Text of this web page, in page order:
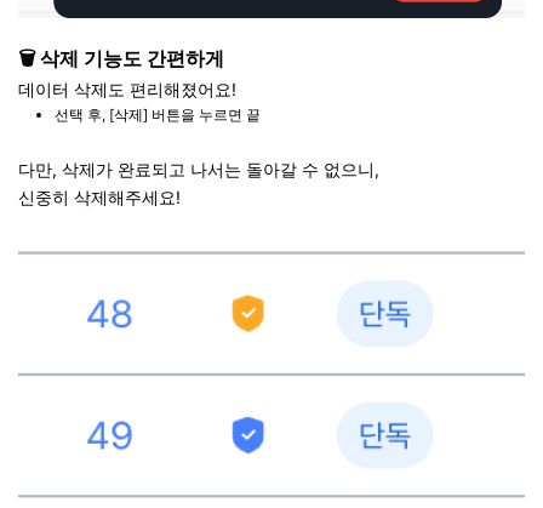
🗑️삭제 기능도 간편하게
데이터 삭제도 편리해졌어요!
선택 후, [삭제] 버튼을 누르면 끝
다만, 삭제가 완료되고 나서는 돌아갈 수 없으니,
신중히 삭제해주세요!